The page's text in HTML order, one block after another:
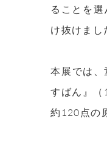
ることを
け抜けまし
本展では
すばん』
約120点の